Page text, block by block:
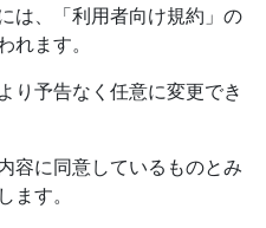
は、「利用者向け規約」の
れます。
り予告なく任意に変更でき
容に同意しているものとみ
ます。